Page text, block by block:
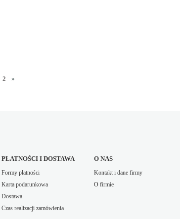
2 »
PŁATNOŚCI I DOSTAWA
Formy płatności
Karta podarunkowa
Dostawa
Czas realizacji zamówienia
O NAS
Kontakt i dane firmy
O firmie